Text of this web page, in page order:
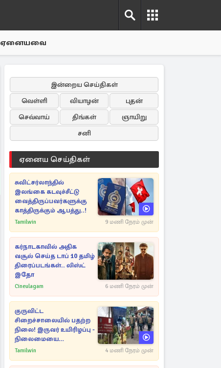
ஏனையவை
இன்றைய செய்திகள்
வெள்ளி
வியாழன்
புதன்
செவ்வாய்
திங்கள்
ஞாயிறு
சனி
ஏனைய செய்திகள்
சுவிட்சர்லாந்தில்
இலங்கை கடவுச்சீட்டு
வைத்திருப்பவர்களுக்கு
காத்திருக்கும் ஆபத்து..!
Tamilwin 9 மணி நேரம் முன்
கர்நாடகாவில் அதிக
வசூல் செய்த டாப் 10 தமிழ்
திரைப்படங்கள்.. லிஸ்ட்
இதோ
Cineulagam 6 மணி நேரம் முன்
குருவிட்ட
சிறைச்சாலையில் பதற்ற
நிலை! இருவர் உயிரிழப்பு -
நிலைமையை
கட்டுப்படுத்த பொலிஸார்
Tamilwin 4 மணி நேரம் முன்